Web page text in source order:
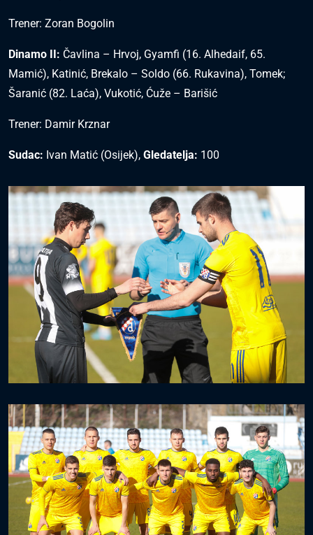
Trener: Zoran Bogolin
Dinamo II: Čavlina – Hrvoj, Gyamfi (16. Alhedaif, 65.
Mamić), Katinić, Brekalo – Soldo (66. Rukavina), Tomek;
Šaranić (82. Laća), Vukotić, Ćuže – Barišić
Trener: Damir Krznar
Sudac: Ivan Matić (Osijek), Gledatelja: 100